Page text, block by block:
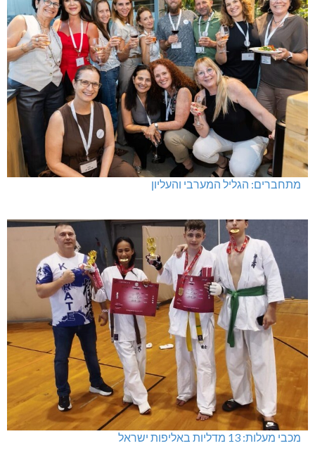
מתחברים: הגליל המערבי והעליון
מכבי מעלות: 13 מדליות באליפות ישראל